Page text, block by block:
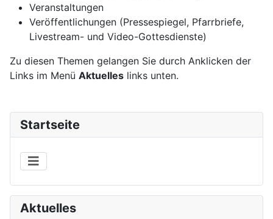
Startseite
Aktuelles
Veranstaltungen
Veröffentlichungen (Pressespiegel, Pfarrbriefe,
Livestream- und Video-Gottesdienste)
Zu diesen Themen gelangen Sie durch Anklicken der
Links im Menü Aktuelles links unten.